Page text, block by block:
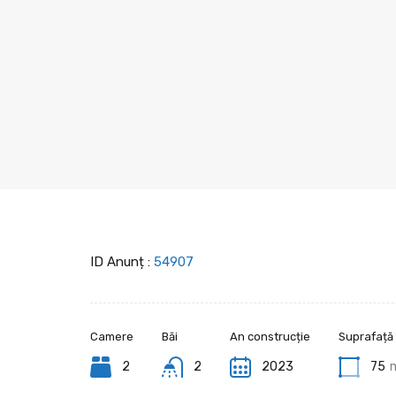
ID Anunț : 54907
Camere
2
Băi
2
An construcție
2023
Suprafață
75